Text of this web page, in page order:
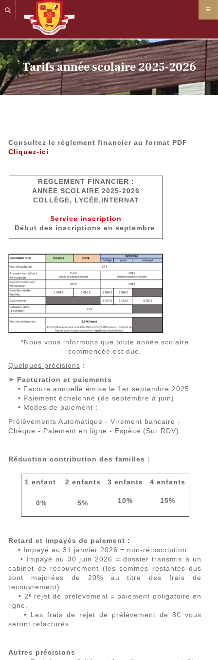
Tarifs année scolaire 2025-2026
Consultez le règlement financier au format PDF
Cliquez-ici
REGLEMENT FINANCIER :
ANNÉE SCOLAIRE 2025-2026
COLLÈGE, LYCÉE,INTERNAT
Service inscription
Début des inscriptions en septembre
*Nous vous informons que toute année scolaire
commencée est due.
Quelques précisions :
➢ Facturation et paiements
• Facture annuelle émise le 1er septembre 2025.
• Paiement échelonné (de septembre à juin)
• Modes de paiement :
Prélèvements Automatique - Virement bancaire -
Chèque - Paiement en ligne - Espèce (Sur RDV)
Réduction contribution des familles :
1 enfant 2 enfants 3 enfants 4 enfants
0% 5% 10% 15%
Retard et impayés de paiement :
• Impayé au 31 janvier 2026 = non-réinscription.
• Impayé au 30 juin 2026 = dossier transmis à un
cabinet de recouvrement (les sommes restantes dus
sont majorées de 20% au titre des frais de
recouvrement).
• 2ᵉ rejet de prélèvement = paiement obligatoire en
ligne.
• Les frais de rejet de prélèvement de 8€ vous
seront refacturés.
Autres précisions
Panneau de gestion des cookies